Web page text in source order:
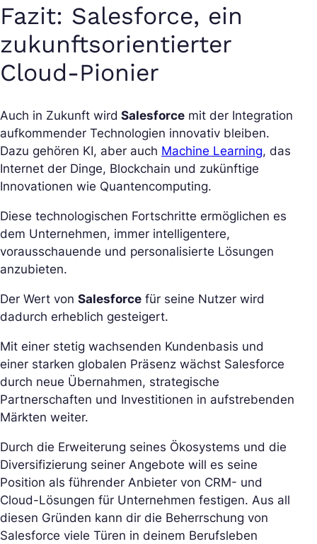
Fazit: Salesforce, ein
zukunftsorientierter
Cloud-Pionier
Auch in Zukunft wird Salesforce mit der Integration
aufkommender Technologien innovativ bleiben.
Dazu gehören KI, aber auch Machine Learning, das
Internet der Dinge, Blockchain und zukünftige
Innovationen wie Quantencomputing.
Diese technologischen Fortschritte ermöglichen es
dem Unternehmen, immer intelligentere,
vorausschauende und personalisierte Lösungen
anzubieten.
Der Wert von Salesforce für seine Nutzer wird
dadurch erheblich gesteigert.
Mit einer stetig wachsenden Kundenbasis und
einer starken globalen Präsenz wächst Salesforce
durch neue Übernahmen, strategische
Partnerschaften und Investitionen in aufstrebenden
Märkten weiter.
Durch die Erweiterung seines Ökosystems und die
Diversifizierung seiner Angebote will es seine
Position als führender Anbieter von CRM- und
Cloud-Lösungen für Unternehmen festigen. Aus all
diesen Gründen kann dir die Beherrschung von
Salesforce viele Türen in deinem Berufsleben